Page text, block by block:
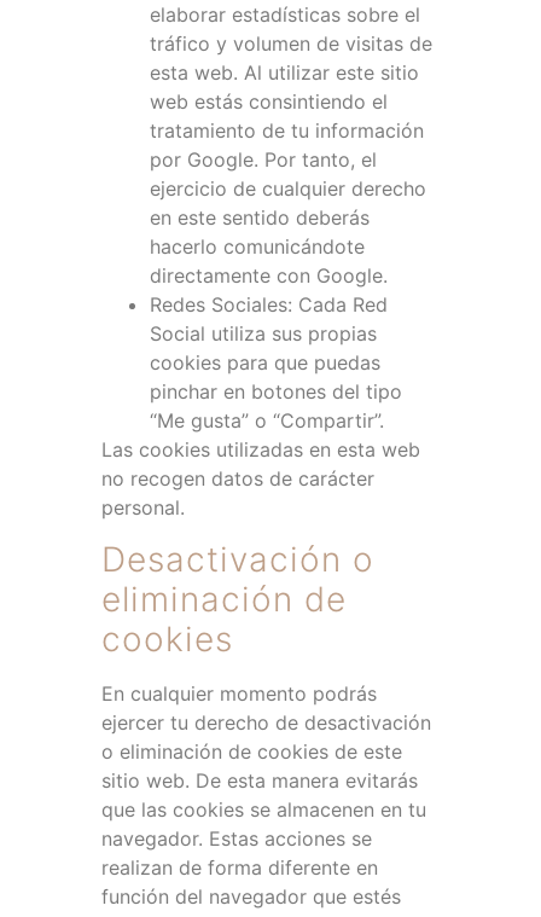
elaborar estadísticas sobre el
tráfico y volumen de visitas de
esta web. Al utilizar este sitio
web estás consintiendo el
tratamiento de tu información
por Google. Por tanto, el
ejercicio de cualquier derecho
en este sentido deberás
hacerlo comunicándote
directamente con Google.
Redes Sociales: Cada Red
Social utiliza sus propias
cookies para que puedas
pinchar en botones del tipo
“Me gusta” o “Compartir”.
Las cookies utilizadas en esta web
no recogen datos de carácter
personal.
Desactivación o
eliminación de
cookies
En cualquier momento podrás
ejercer tu derecho de desactivación
o eliminación de cookies de este
sitio web. De esta manera evitarás
que las cookies se almacenen en tu
navegador. Estas acciones se
realizan de forma diferente en
función del navegador que estés